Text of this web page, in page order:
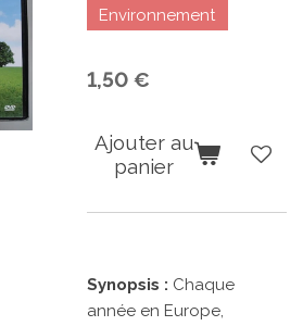
Environnement
1,50 €
Ajouter au
panier
Synopsis : Chaque
année en Europe,